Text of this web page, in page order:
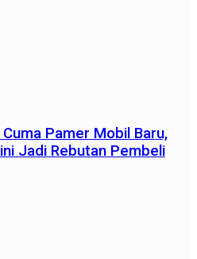
Pamer Mobil Baru,
Jadi Rebutan Pembeli